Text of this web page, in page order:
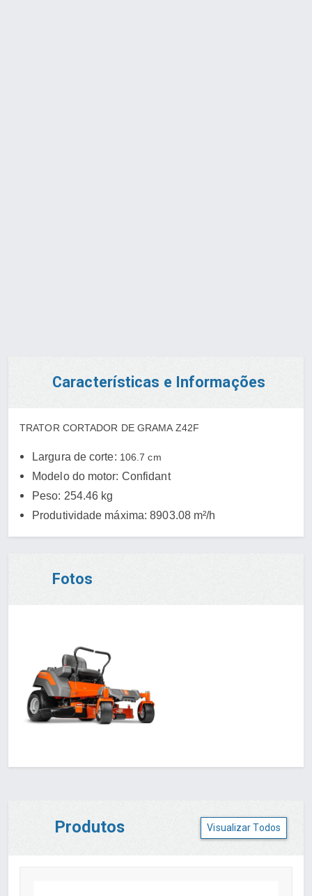
Características e Informações
TRATOR CORTADOR DE GRAMA Z42F
Largura de corte: 106.7 cm
Modelo do motor: Confidant
Peso: 254.46 kg
Produtividade máxima:8903.08 m²/h
Fotos
Produtos Visualizar Todos